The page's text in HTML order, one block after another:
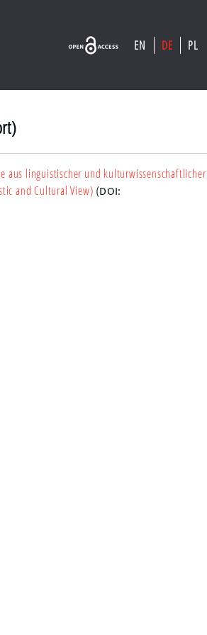
EN DE PL
aus linguistischer und kulturwissenschaftlicher
and Cultural View) (DOI: